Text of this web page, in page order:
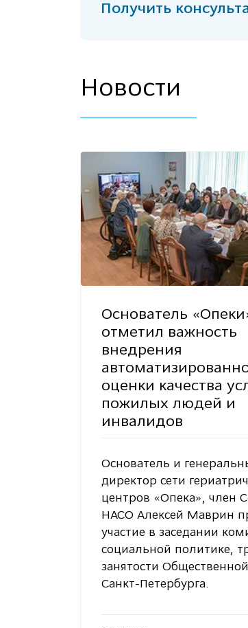
Получить
Новости
Основатель
отметил важность
внедрения
оценки качества
пожилых людей и
инвалидов
Основатель и
директор сети
центров «Опека», член
НАСО Алексей Маврин
участие в заседании
социальной политике,
занятости
Санкт-Петербурга.